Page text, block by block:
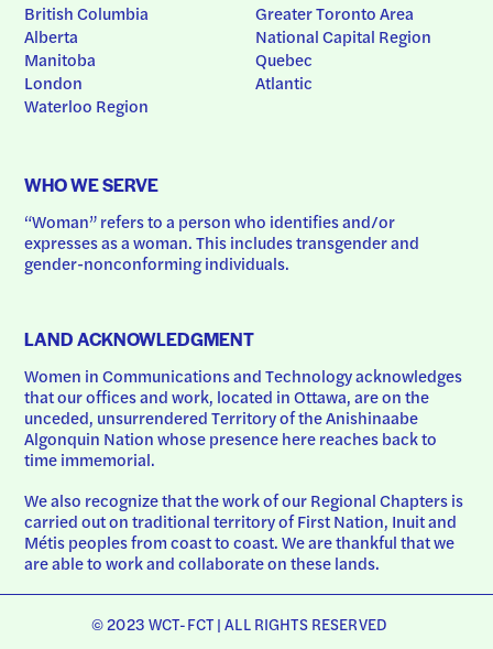
British Columbia
Alberta
Manitoba
London
Waterloo Region
Greater Toronto Area
National Capital Region
Quebec
Atlantic
WHO WE SERVE
“Woman” refers to a person who identifies and/or
expresses as a woman. This includes transgender and
gender-nonconforming individuals.
LAND ACKNOWLEDGMENT
Women in Communications and Technology acknowledges
that our offices and work, located in Ottawa, are on the
unceded, unsurrendered Territory of the Anishinaabe
Algonquin Nation whose presence here reaches back to
time immemorial.
We also recognize that the work of our Regional Chapters is
carried out on traditional territory of First Nation, Inuit and
Métis peoples from coast to coast. We are thankful that we
are able to work and collaborate on these lands.
© 2023 WCT-FCT | ALL RIGHTS RESERVED